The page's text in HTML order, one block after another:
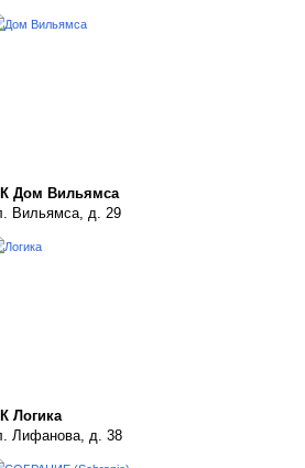
Дом Вильямса
Вильямса, д. 29
Логика
Лифанова, д. 38